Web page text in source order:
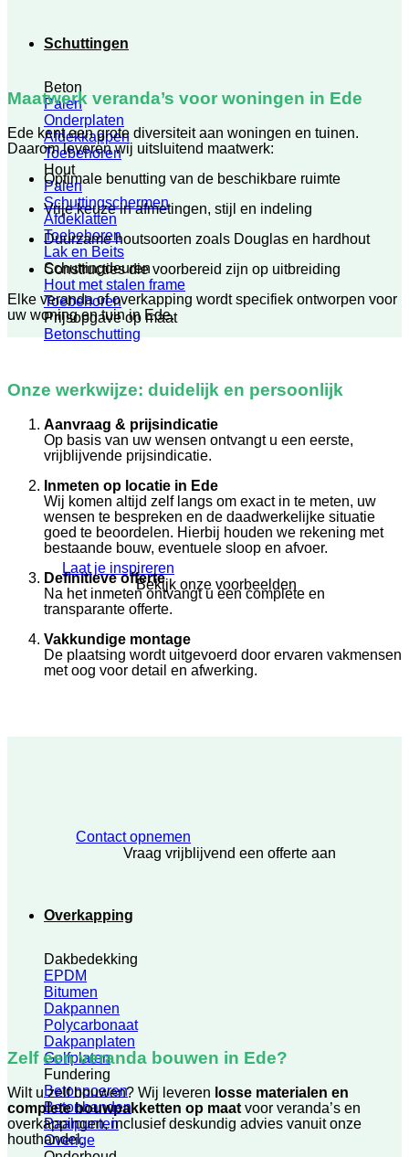
Schuttingen
Beton
Palen
Onderplaten
Afdekkappen
Toebehoren
Hout
Palen
Schuttingschermen
Afdeklatten
Toebehoren
Lak en Beits
Schuttingdeuren
Hout met stalen frame
Toebehoren
Prijsopgave op maat
Betonschutting
Laat je inspireren
Bekijk onze voorbeelden
Contact opnemen
Vraag vrijblijvend een offerte aan
Overkapping
Dakbedekking
EPDM
Bitumen
Dakpannen
Polycarbonaat
Dakpanplaten
Golfplaten
Fundering
Betonpoeren
Betonbanden
Paalpunten
Overige
Maatwerk veranda’s voor woningen in Ede
Ede kent een grote diversiteit aan woningen en tuinen.
Daarom leveren wij uitsluitend maatwerk:
Optimale benutting van de beschikbare ruimte
Vrije keuze in afmetingen, stijl en indeling
Duurzame houtsoorten zoals Douglas en hardhout
Constructies die voorbereid zijn op uitbreiding
Elke veranda of overkapping wordt specifiek ontworpen voor
uw woning en tuin in Ede.
Onze werkwijze: duidelijk en persoonlijk
Aanvraag & prijsindicatie
Op basis van uw wensen ontvangt u een eerste,
vrijblijvende prijsindicatie.
Inmeten op locatie in Ede
Wij komen altijd zelf langs om exact in te meten, uw
wensen te bespreken en de daadwerkelijke situatie
goed te beoordelen. Hierbij houden we rekening met
bestaande bouw, eventuele sloop en afvoer.
Definitieve offerte
Na het inmeten ontvangt u een complete en
transparante offerte.
Vakkundige montage
De plaatsing wordt uitgevoerd door ervaren vakmensen
met oog voor detail en afwerking.
Zelf een veranda bouwen in Ede?
Wilt u zelf bouwen? Wij leveren losse materialen en
complete bouwpakketten op maat voor veranda’s en
overkappingen, inclusief deskundig advies vanuit onze
houthandel.